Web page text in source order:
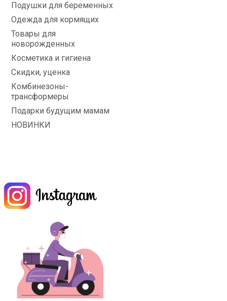
Подушки для беременных
Одежда для кормящих
Товары для
новорожденных
Косметика и гигиена
Скидки, уценка
Комбинезоны-
трансформеры
Подарки будущим мамам
НОВИНКИ